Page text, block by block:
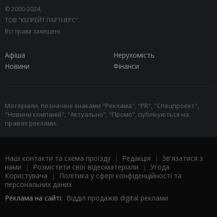
© 2000-2024,
ТОВ "КЕПРЕЙТ ПАРТНЕРС".
Всі права захищені.
Афіша
Нерухомість
Новини
Фінанси
Матеріали, позначені знаками "Реклама", "PR", "Спецпроект",
"Новини компаній", "Актуально", "Промо", публікуються на
правах реклами.
Наші контакти та схема проїзду | Редакція | Зв'язатися з
нами | Розмістити свої відеоматеріали | Угода
Користувача |
Політика у сфері конфіденційності та
персональних даних
Реклама на сайті: Відділ продажів digital реклами